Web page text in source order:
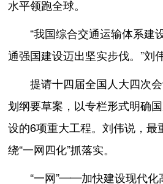
水平领跑全球。
“我国综合交通运输体系建
通强国建设迈出坚实步伐。”刘
提请十四届全国人大四次会
划纲要草案，以专栏形式明确
设的6项重大工程。刘伟说，最
绕“一网四化”抓落实。
“一网”——加快建设现代化